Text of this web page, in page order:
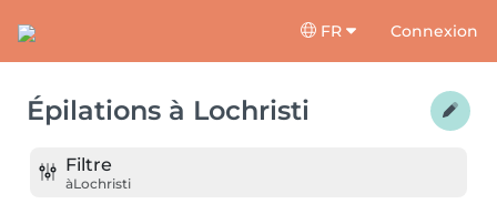
FR Connexion
Épilations à Lochristi
Filtre
àLochristi